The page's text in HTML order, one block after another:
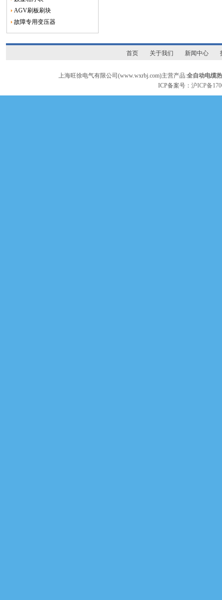
AGV刷板刷块
故障专用变压器
首页 关于我们 新闻中心
上海旺徐电气有限公司(www.wxrbj.com)主营产品:全自动电缆
ICP备案号：沪ICP备